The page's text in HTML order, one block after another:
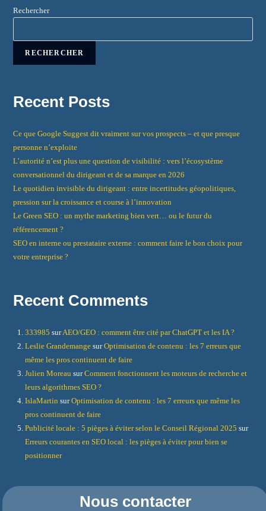
Rechercher
RECHERCHER
Recent Posts
Ce que Google Suggest dit vraiment sur vos prospects – et que presque
personne n’exploite
L’autorité n’est plus une question de visibilité : vers l’écosystème
conversationnel du dirigeant et de sa marque en 2026
Le quotidien invisible du dirigeant : entre incertitudes géopolitiques,
pression sur la croissance et course à l’innovation
Le Green SEO : un mythe marketing bien vert… ou le futur du
référencement ?
SEO en interne ou prestataire externe : comment faire le bon choix pour
votre entreprise ?
Recent Comments
333985 surAEO/GEO : comment être cité par ChatGPT et les IA ?
Leslie Grandemange surOptimisation de contenu : les 7 erreurs que
même les pros continuent de faire
Julien Moreau surComment fonctionnent les moteurs de recherche et
leurs algorithmes SEO ?
IslaMartin surOptimisation de contenu : les 7 erreurs que même les
pros continuent de faire
Publicité locale : 5 pièges à éviter selon le Conseil Régional 2025 sur
Erreurs courantes en SEO local : les pièges à éviter pour bien se
positionner
Nous contacter